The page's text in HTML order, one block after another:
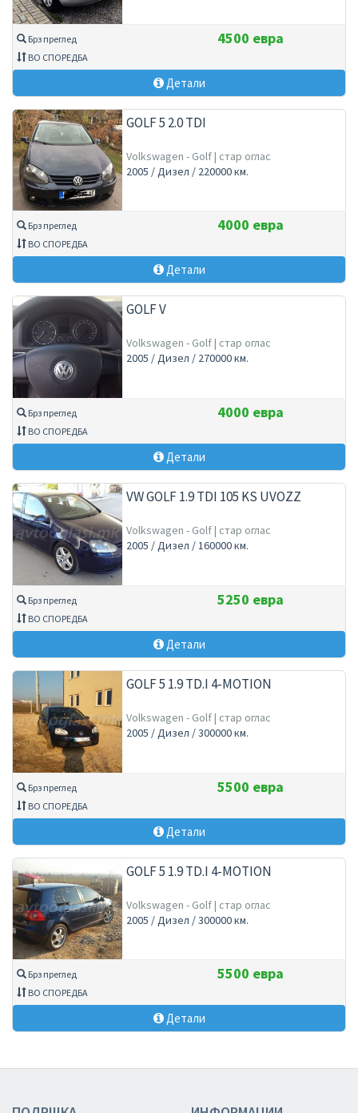
Брз преглед
ВО СПОРЕДБА
4500 евра
Детали
GOLF 5 2.0 TDI
Volkswagen - Golf | стар оглас
2005 / Дизел / 220000 км.
Брз преглед
ВО СПОРЕДБА
4000 евра
Детали
GOLF V
Volkswagen - Golf | стар оглас
2005 / Дизел / 270000 км.
Брз преглед
ВО СПОРЕДБА
4000 евра
Детали
VW GOLF 1.9 TDI 105 KS UVOZZ
Volkswagen - Golf | стар оглас
2005 / Дизел / 160000 км.
Брз преглед
ВО СПОРЕДБА
5250 евра
Детали
GOLF 5 1.9 TD.I 4-MOTION
Volkswagen - Golf | стар оглас
2005 / Дизел / 300000 км.
Брз преглед
ВО СПОРЕДБА
5500 евра
Детали
GOLF 5 1.9 TD.I 4-MOTION
Volkswagen - Golf | стар оглас
2005 / Дизел / 300000 км.
Брз преглед
ВО СПОРЕДБА
5500 евра
Детали